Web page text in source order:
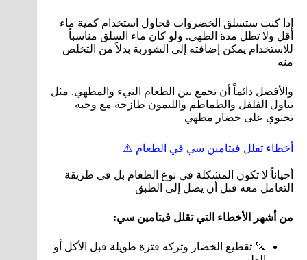
إذا كنت ستسلق الخضروات فحاول استخدام كمية ماء
أقل ولا تطل مدة الطهي. ولو كان ماء السلق مناسباً
للاستخدام يمكن إضافته إلى الشوربة بدلاً من التخلص
منه
والأفضل دائماً أن تجمع بين الطعام النيء والمطهي. مثل
تناول الفلفل والطماطم والليمون طازجة مع وجبة
تحتوي على خضار مطهي
أخطاء تقلل فيتامين سي في الطعام ⚠️
أحياناً لا تكون المشكلة في نوع الطعام بل في طريقة
التعامل معه قبل أن يصل إلى الطبق
من أشهر الأخطاء التي تقلل فيتامين سي:
🔪 تقطيع الخضار وتركه فترة طويلة قبل الأكل أو